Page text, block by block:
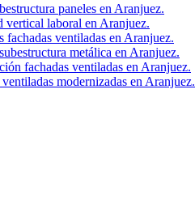
paneles en Aranjuez.
vertical laboral en Aranjuez.
fachadas ventiladas en Aranjuez.
metálica en Aranjuez.
fachadas ventiladas en Aranjuez.
ventiladas modernizadas en Aranjuez.